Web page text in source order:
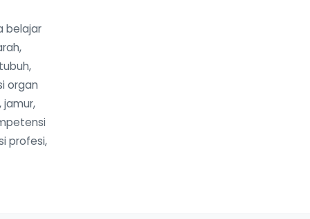
belajar
organ
jamur,
profesi,